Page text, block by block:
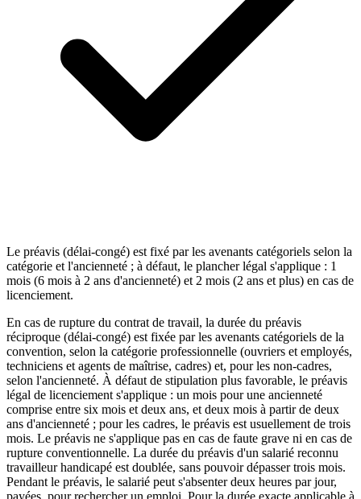
Le préavis (délai-congé) est fixé par les avenants catégoriels selon la
catégorie et l'ancienneté ; à défaut, le plancher légal s'applique : 1
mois (6 mois à 2 ans d'ancienneté) et 2 mois (2 ans et plus) en cas de
licenciement.
En cas de rupture du contrat de travail, la durée du préavis
réciproque (délai-congé) est fixée par les avenants catégoriels de la
convention, selon la catégorie professionnelle (ouvriers et employés,
techniciens et agents de maîtrise, cadres) et, pour les non-cadres,
selon l'ancienneté. À défaut de stipulation plus favorable, le préavis
légal de licenciement s'applique : un mois pour une ancienneté
comprise entre six mois et deux ans, et deux mois à partir de deux
ans d'ancienneté ; pour les cadres, le préavis est usuellement de trois
mois. Le préavis ne s'applique pas en cas de faute grave ni en cas de
rupture conventionnelle. La durée du préavis d'un salarié reconnu
travailleur handicapé est doublée, sans pouvoir dépasser trois mois.
Pendant le préavis, le salarié peut s'absenter deux heures par jour,
payées, pour rechercher un emploi. Pour la durée exacte applicable à